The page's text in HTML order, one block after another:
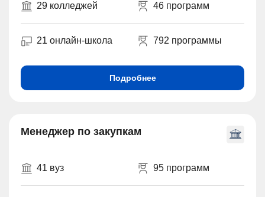
29 колледжей 46 программ
21 онлайн-школа 792 программы
Подробнее
Менеджер по закупкам
41 вуз 95 программ